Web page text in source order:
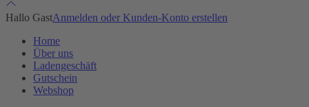
Hallo GastAnmelden oder Kunden-Konto erstellen
Home
Über uns
Ladengeschäft
Gutschein
Webshop